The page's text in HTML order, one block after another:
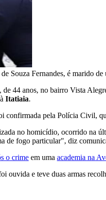
Souza Fernandes, é marido
de 44 anos, no bairro Vista
Itatiaia.
confirmada pela Polícia Civil,
no homicídio, ocorrido na
de fogo particular", diz
o crime em uma academia na
ouvida e teve duas armas